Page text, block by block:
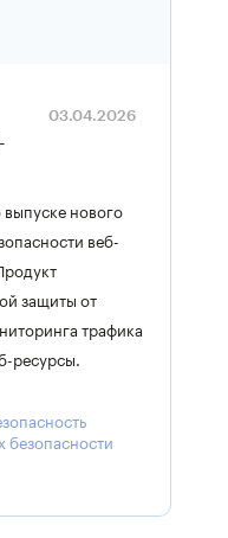
нового
веб-
защиты от
трафика
ресурсы.
03.04.2026